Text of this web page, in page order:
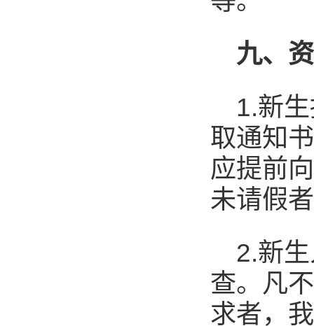
九、
1.新
取通知
应提前
未请假
2.新
查。凡
求者，